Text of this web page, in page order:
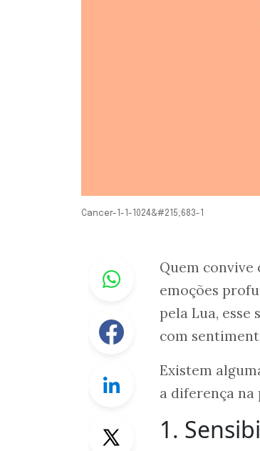
Cancer-1-1-1024&#215;683-1
Whastapp
Facebook
Linkedin
Twitter
Quem convive
emoções
pela Lua, esse
com
Existem
a diferença na
1.